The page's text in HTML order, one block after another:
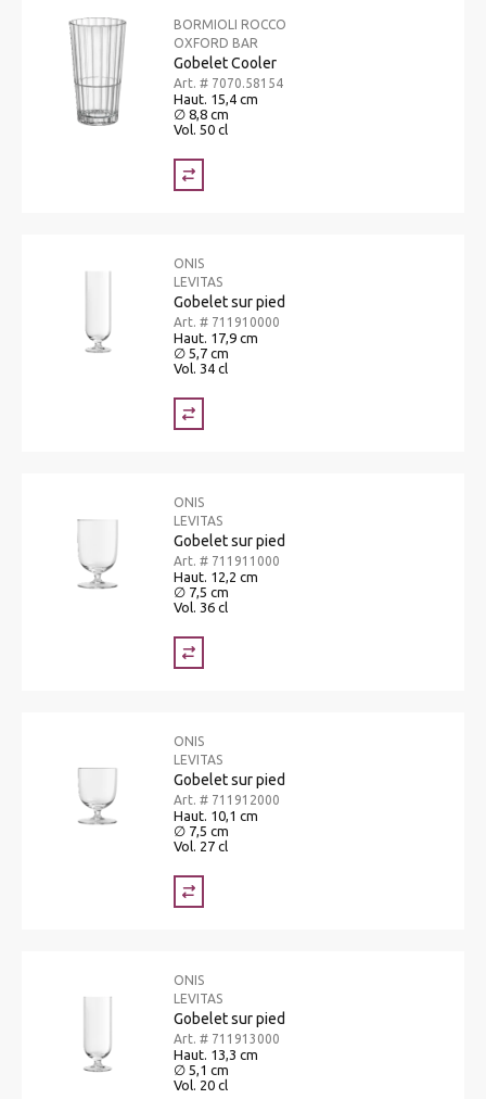
BORMIOLI ROCCO
OXFORD BAR
Gobelet Cooler
Art. # 7070.58154
Haut. 15,4 cm
∅ 8,8 cm
Vol. 50 cl
ONIS
LEVITAS
Gobelet sur pied
Art. # 711910000
Haut. 17,9 cm
∅ 5,7 cm
Vol. 34 cl
ONIS
LEVITAS
Gobelet sur pied
Art. # 711911000
Haut. 12,2 cm
∅ 7,5 cm
Vol. 36 cl
ONIS
LEVITAS
Gobelet sur pied
Art. # 711912000
Haut. 10,1 cm
∅ 7,5 cm
Vol. 27 cl
ONIS
LEVITAS
Gobelet sur pied
Art. # 711913000
Haut. 13,3 cm
∅ 5,1 cm
Vol. 20 cl